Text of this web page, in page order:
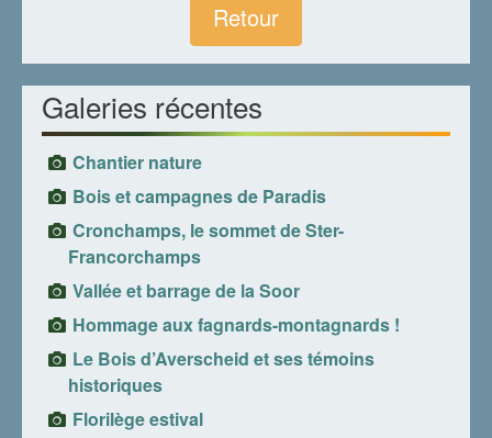
Retour
Galeries récentes
Chantier nature
Bois et campagnes de Paradis
Cronchamps, le sommet de Ster-
Francorchamps
Vallée et barrage de la Soor
Hommage aux fagnards-montagnards !
Le Bois d’Averscheid et ses témoins
historiques
Florilège estival